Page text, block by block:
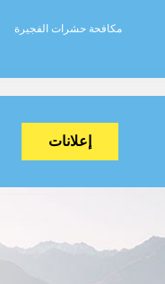
مكافحة حشرات الفجيرة
إعلانات